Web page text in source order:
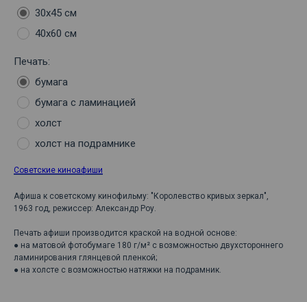
30х45 см
40х60 см
Печать:
бумага
бумага с ламинацией
холст
холст на подрамнике
Советские киноафиши
Афиша к советскому кинофильму: "Королевство кривых зеркал",
1963 год, режиссер: Александр Роу.
Печать афиши производится краской на водной основе:
● на матовой фотобумаге 180 г/м² с возможностью двухстороннего
ламинирования глянцевой пленкой;
● на холсте с возможностью натяжки на подрамник.